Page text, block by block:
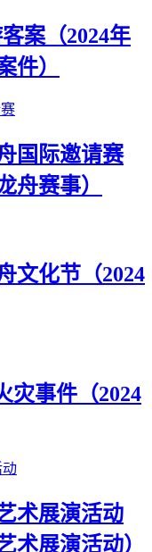
案（2024年
件）
国际邀请赛
舟赛事）
文化节（2024
灾事件（2024
术展演活动
术展演活动）